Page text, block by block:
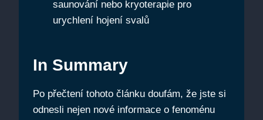
saunování nebo kryoterapie pro
urychlení hojení svalů
In Summary
Po přečtení tohoto článku doufám, že jste si
odnesli nejen nové informace o fenoménu